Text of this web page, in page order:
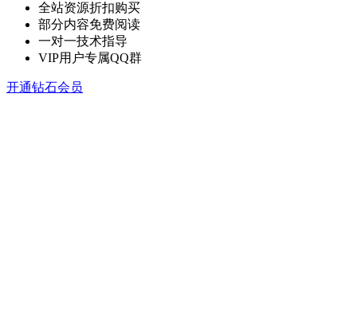
全站资源折扣购买
部分内容免费阅读
一对一技术指导
VIP用户专属QQ群
开通钻石会员